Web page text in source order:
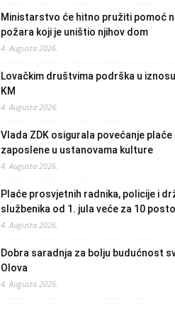
Ministarstvo će hitno pružiti pomoć
požara koji je uništio njihov dom
4. Augusta 2026.
Lovačkim društvima podrška u
KM
4. Augusta 2026.
Vlada ZDK osigurala povećanje plaće
zaposlene u ustanovama kulture
4. Augusta 2026.
Plaće prosvjetnih radnika, policije i
službenika od 1. jula veće za 10 posto
4. Augusta 2026.
Dobra saradnja za bolju budućnost
Olova
4. Augusta 2026.